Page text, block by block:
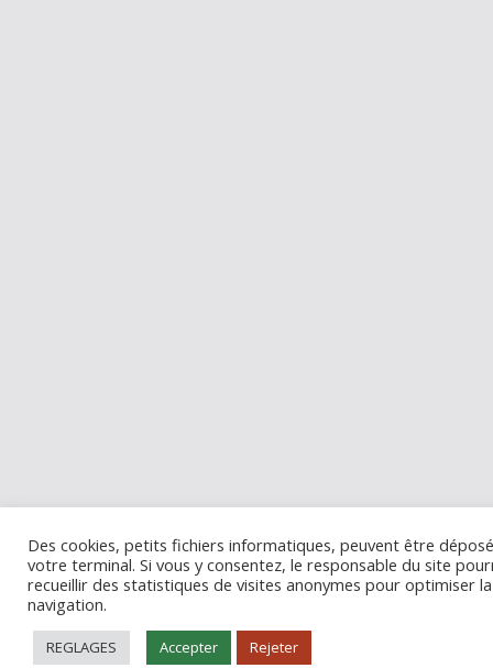
Des cookies, petits fichiers informatiques, peuvent être
votre terminal. Si vous y consentez, le responsable du site
recueillir des statistiques de visites anonymes pour optimiser la
navigation.
REGLAGES Accepter Rejeter